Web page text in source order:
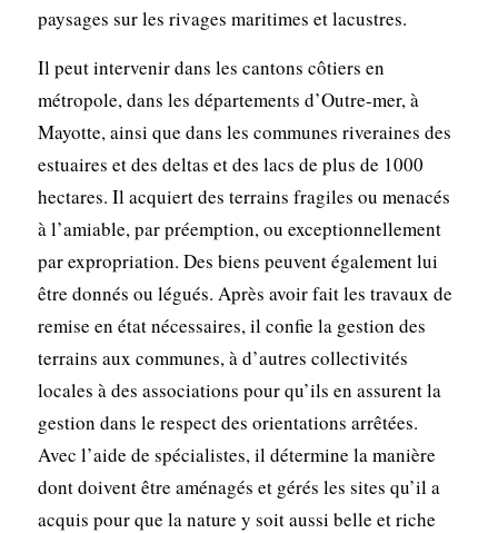
paysages sur les rivages maritimes et lacustres.
Il peut intervenir dans les cantons côtiers en
métropole, dans les départements d’Outre-mer, à
Mayotte, ainsi que dans les communes riveraines des
estuaires et des deltas et des lacs de plus de 1000
hectares. Il acquiert des terrains fragiles ou menacés
à l’amiable, par préemption, ou exceptionnellement
par expropriation. Des biens peuvent également lui
être donnés ou légués. Après avoir fait les travaux de
remise en état nécessaires, il confie la gestion des
terrains aux communes, à d’autres collectivités
locales à des associations pour qu’ils en assurent la
gestion dans le respect des orientations arrêtées.
Avec l’aide de spécialistes, il détermine la manière
dont doivent être aménagés et gérés les sites qu’il a
acquis pour que la nature y soit aussi belle et riche